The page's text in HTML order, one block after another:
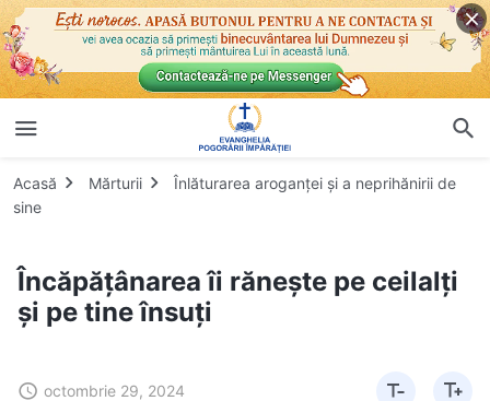
Acasă Mărturii
Înlăturarea aroganței și a neprihănirii de
sine
Încăpățânarea îi rănește pe ceilalți
și pe tine însuți
octombrie 29, 2024